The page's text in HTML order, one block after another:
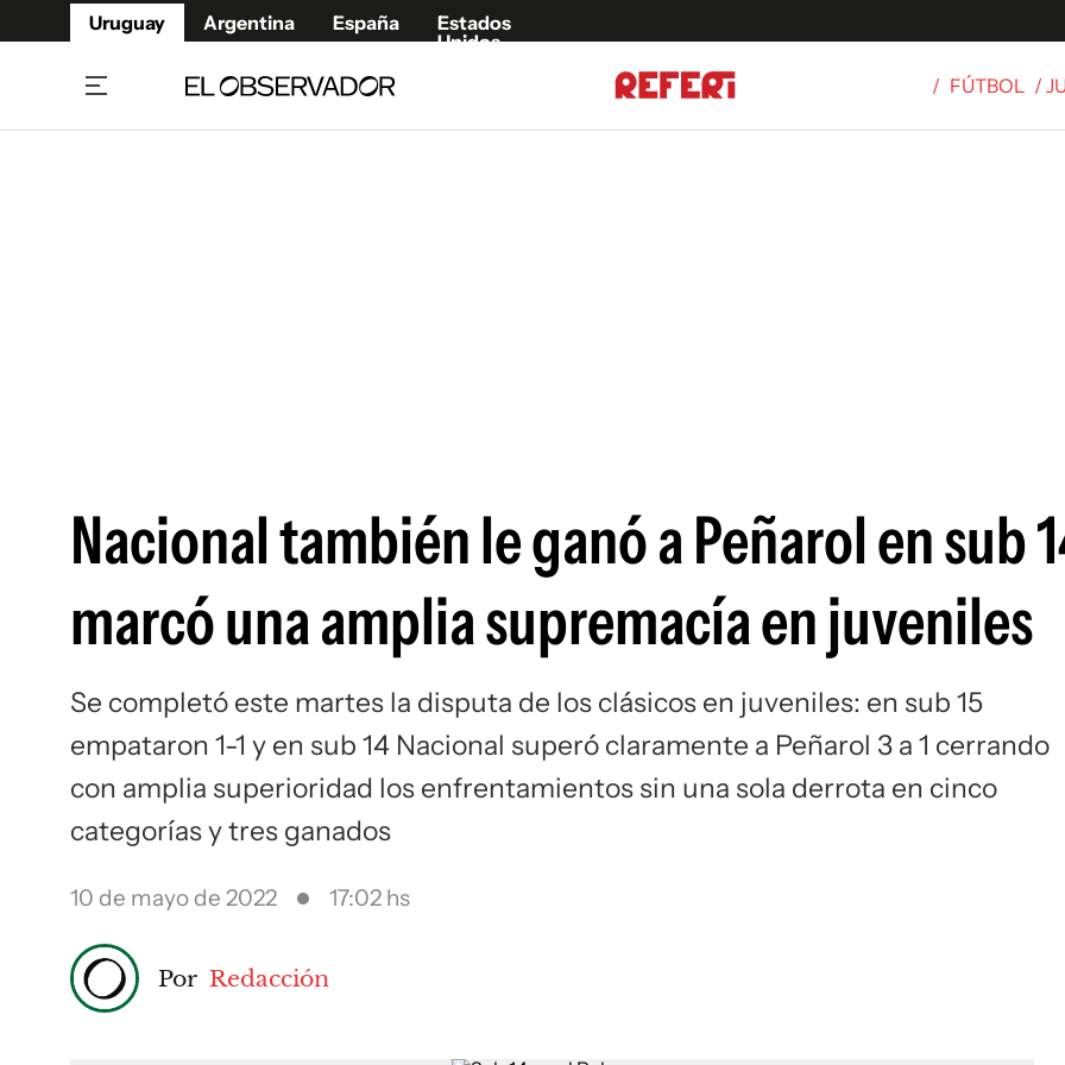
Uruguay Argentina España
Estados
Unidos
/ FÚTBOL /
Nacional también le ganó a Peñarol en sub
marcó una amplia supremacía en juveniles
Se completó este martes la disputa de los clásicos en juveniles: en sub 15
empataron 1-1 y en sub 14 Nacional superó claramente a Peñarol 3 a 1 cerrando
con amplia superioridad los enfrentamientos sin una sola derrota en cinco
categorías y tres ganados
10 de mayo de 2022 17:02 hs
Por Redacción